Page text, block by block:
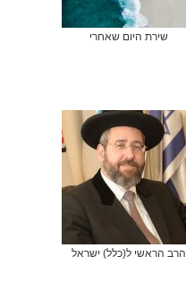
שירת היום שאחרי
הרב הראשי ל(כלל) ישראל